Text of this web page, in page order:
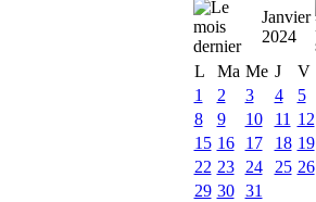
Janvier
2024
L
Ma Me J V
1
2 3 4 5
8
9 10 11 12
15 16 17 18 19
22 23 24 25 26
29 30 31